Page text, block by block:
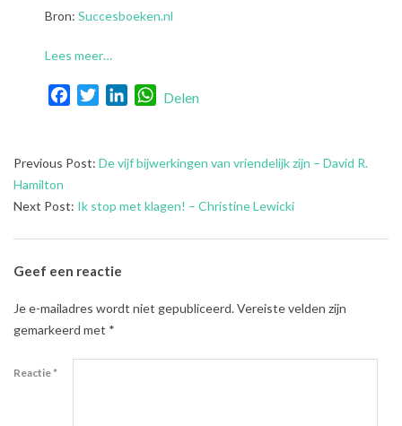
Bron: Succesboeken.nl
Lees meer…
FacebookTwitterLinkedInWhatsApp
Delen
2025-
01-
16
Previous Post: De vijf bijwerkingen van vriendelijk zijn – David R.
Hamilton
Next Post: Ik stop met klagen! – Christine Lewicki
Geef een reactie
Je e-mailadres wordt niet gepubliceerd.Vereiste velden zijn
gemarkeerd met *
Reactie*